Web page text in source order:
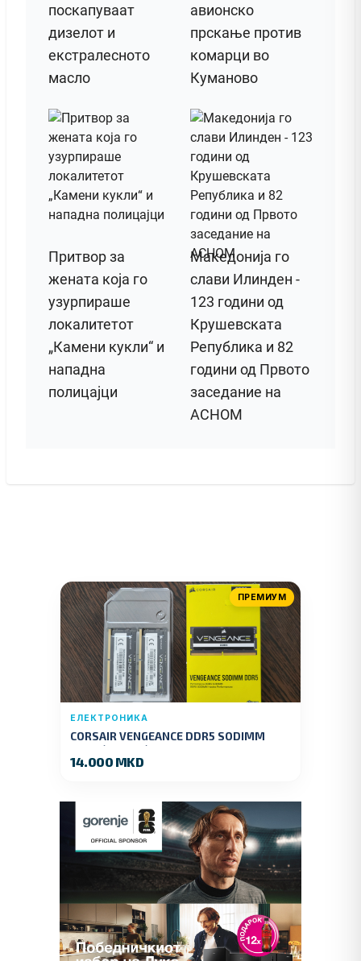
поскапуваат
дизелот и
екстралесното
масло
авионско
прскање против
комарци во
Куманово
Притвор за
жената која го
узурпираше
локалитетот
„Камени кукли“ и
нападна
полицајци
Македонија го
слави Илинден -
123 години од
Крушевската
Република и 82
години од Првото
заседание на
АСНОМ
ПРЕМИУМ
ЕЛЕКТРОНИКА
CORSAIR VENGEANCE DDR5 SODIMM
32GB (2x16GB) DDR5 4800MT/s
14.000 MKD